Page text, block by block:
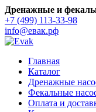
Дренажные и
+7 (499) 113-33-98
info@евак.рф
Главная
Каталог
Дренажные
Фекальные
Оплата и